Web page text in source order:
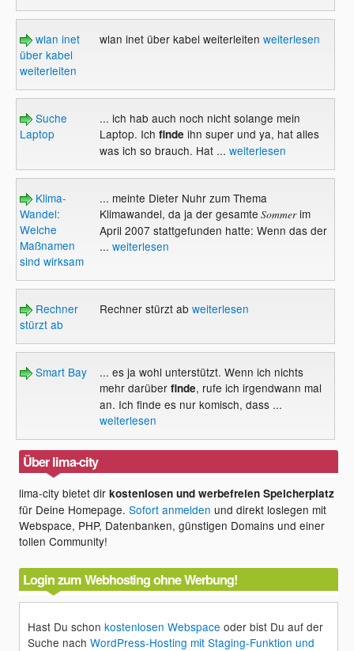
wlan inet
über kabel
weiterleiten
wlan inet über kabel weiterleiten weiterlesen
Suche
Laptop
... ich hab auch noch nicht solange mein
Laptop. Ich finde ihn super und ya, hat alles
was ich so brauch. Hat ... weiterlesen
Klima-
Wandel:
Welche
Maßnamen
sind wirksam
... meinte Dieter Nuhr zum Thema
Klimawandel, da ja der gesamte Sommerim
April 2007 stattgefunden hatte: Wenn das der
... weiterlesen
Rechner
stürzt ab
Rechner stürzt ab weiterlesen
Smart Bay
... es ja wohl unterstützt. Wenn ich nichts
mehr darüberfinde, rufe ich irgendwann mal
an. Ich finde es nur komisch, dass ...
weiterlesen
Über lima-city
lima-city bietet dirkostenlosen und werbefreien Speicherplatz
für Deine Homepage.Sofort anmelden und direkt loslegen mit
Webspace, PHP, Datenbanken, günstigen Domains und einer
tollen Community!
Login zum Webhosting ohne Werbung!
Hast Du schonkostenlosen Webspace oder bist Du auf der
Suche nachWordPress-Hosting mit Staging-Funktion und